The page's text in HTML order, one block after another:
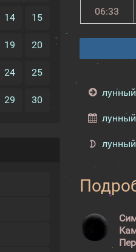
14 15
19 20
24 25
29 30
06:33